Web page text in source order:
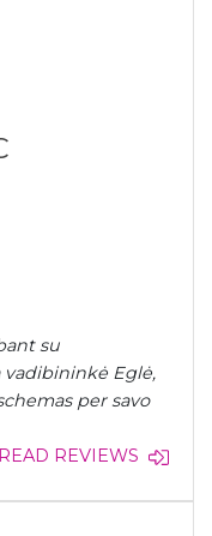
su
vadibininkė Eglė,
per savo
READ REVIEWS